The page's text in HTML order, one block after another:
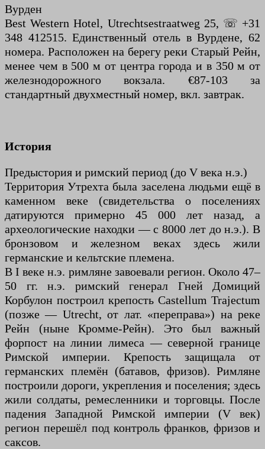
Вурден
Best Western Hotel, Utrechtsestraatweg 25, ☏ +31
348 412515. Единственный отель в Вурдене, 62
номера. Расположен на берегу реки Старый Рейн,
менее чем в 500 м от центра города и в 350 м от
железнодорожного вокзала. €87-103 за
стандартный двухместный номер, вкл. завтрак.
История
Предыстория и римский период (до V века н.э.)
Территория Утрехта была заселена людьми ещё в
каменном веке (свидетельства о поселениях
датируются примерно 45 000 лет назад, а
археологические находки — с 8000 лет до н.э.). В
бронзовом и железном веках здесь жили
германские и кельтские племена.
В I веке н.э. римляне завоевали регион. Около 47–
50 гг. н.э. римский генерал Гней Домиций
Корбулон построил крепость Castellum Trajectum
(позже — Utrecht, от лат. «переправа») на реке
Рейн (ныне Кромме-Рейн). Это был важный
форпост на линии лимеса — северной границе
Римской империи. Крепость защищала от
германских племён (батавов, фризов). Римляне
построили дороги, укрепления и поселения; здесь
жили солдаты, ремесленники и торговцы. После
падения Западной Римской империи (V век)
регион перешёл под контроль франков, фризов и
саксов.